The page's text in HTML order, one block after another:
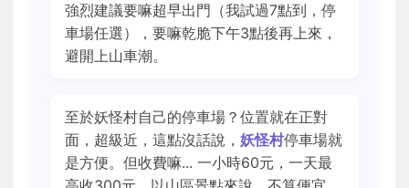
強烈建議要嘛超早出門（我試過7點到，停
車場任選），要嘛乾脆下午3點後再上來，
避開上山車潮。
至於妖怪村自己的停車場？位置就在正對
面，超級近，這點沒話說， 妖怪村停車場就
是方便。但收費嘛... 一小時60元，一天最